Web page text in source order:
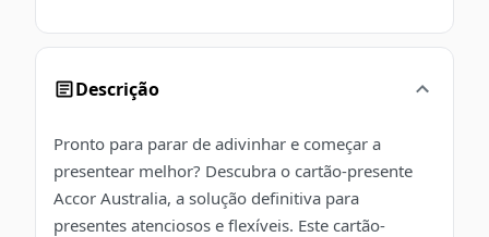
Descrição
Pronto para parar de adivinhar e começar a
presentear melhor? Descubra o cartão-presente
Accor Australia, a solução definitiva para
presentes atenciosos e flexíveis. Este cartão-